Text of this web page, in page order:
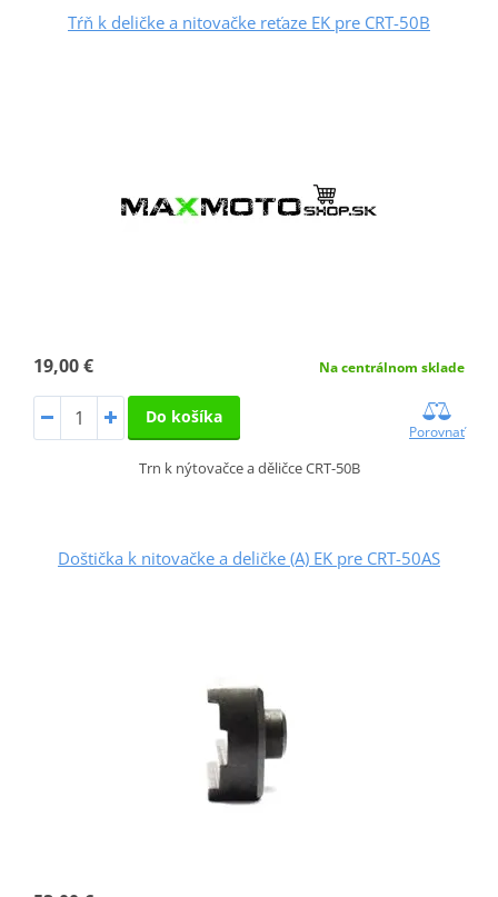
Tŕň k deličke a nitovačke reťaze EK pre CRT-50B
19,00 € Na centrálnom sklade
Do košíka
Porovnať
Trn k nýtovačce a děličce CRT-50B
Doštička k nitovačke a deličke (A) EK pre CRT-50AS